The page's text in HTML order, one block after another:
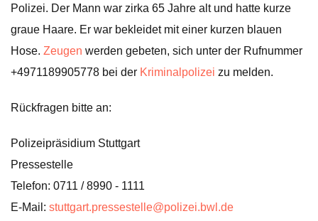
Polizei. Der Mann war zirka 65 Jahre alt und hatte kurze
graue Haare. Er war bekleidet mit einer kurzen blauen
Hose. Zeugen werden gebeten, sich unter der Rufnummer
+4971189905778 bei der Kriminalpolizei zu melden.
Rückfragen bitte an:
Polizeipräsidium Stuttgart
Pressestelle
Telefon: 0711 / 8990 - 1111
E-Mail: stuttgart.pressestelle@polizei.bwl.de